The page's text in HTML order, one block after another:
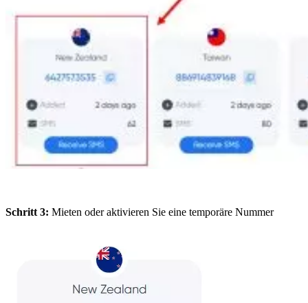
Schritt 3: Mieten oder aktivieren Sie eine temporäre Nummer